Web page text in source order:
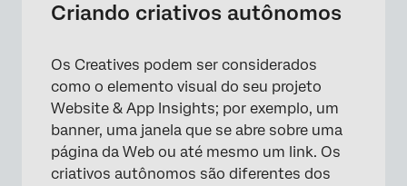
Criando criativos autônomos
Os Creatives podem ser considerados
como o elemento visual do seu projeto
Website & App Insights; por exemplo, um
banner, uma janela que se abre sobre uma
página da Web ou até mesmo um link. Os
criativos autônomos são diferentes dos